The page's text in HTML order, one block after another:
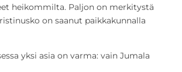
heikommilta. Paljon on merkitystä
on saanut paikkakunnalla
yksi asia on varma: vain Jumala